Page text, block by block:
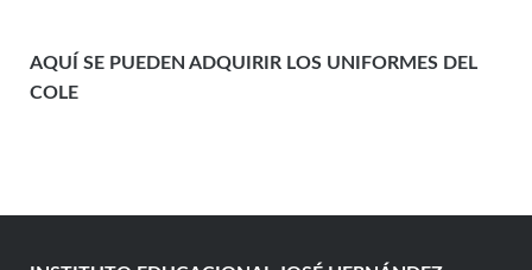
AQUÍ SE PUEDEN ADQUIRIR LOS UNIFORMES DEL
COLE